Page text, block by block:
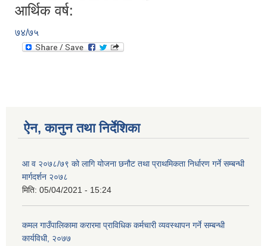
आर्थिक वर्ष:
७४/७५
ऐन, कानुन तथा निर्देशिका
आ व २०७८/७९ को लागि योजना छनौट तथा प्राथमिकता निर्धारण गर्ने सम्बन्धी
मार्गदर्शन २०७८
मिति: 05/04/2021 - 15:24
कमल गाउँपालिकामा करारमा प्राविधिक कर्मचारी व्यवस्थापन गर्ने सम्बन्धी
कार्यविधी, २०७७